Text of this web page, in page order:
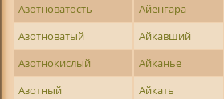
Азотноватость
Айенгара
Азотноватый
Айкавший
Азотнокислый
Айканье
Азотный
Айкать